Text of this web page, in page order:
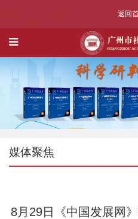
返回
媒体聚焦
8月29日《中国发展网